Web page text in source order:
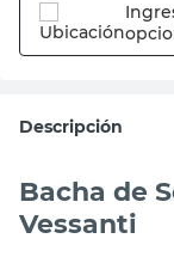
Descripción
Bacha de
Vessanti